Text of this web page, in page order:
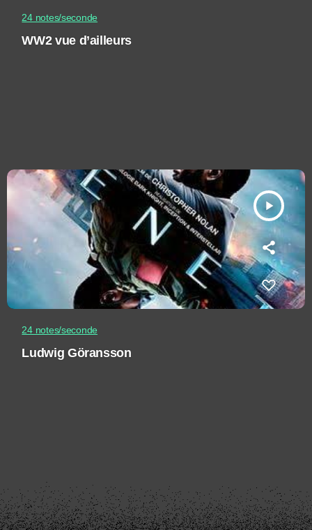
24 notes/seconde
WW2 vue d’ailleurs
play_arrow
24 notes/seconde
Ludwig Göransson